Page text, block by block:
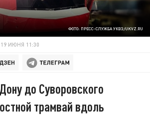
ФОТО: ПРЕСС-СЛУЖБА УКВЗ/UKVZ.RU
19 ИЮНЯ 11:30
до Суворовского
трамвай вдоль